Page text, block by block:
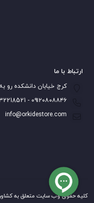
ارتباط با ما
کرج خیابان دانشکده رو
۰۹۱۲۰۸۰۸۸۴۶ - 02632218521
info@orkidestore.com
کلیه حقوق وب سایت متعلق به